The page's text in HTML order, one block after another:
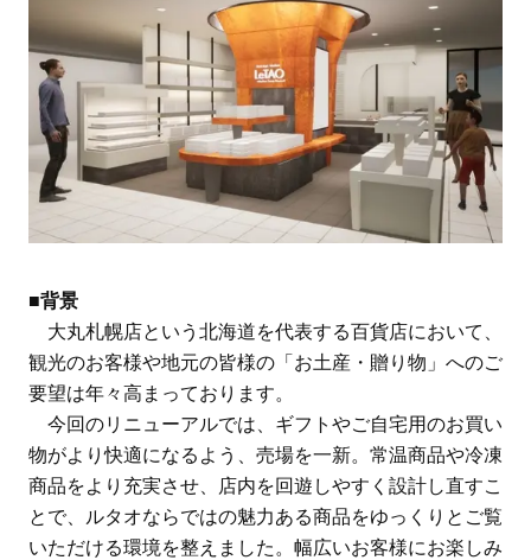
■背景
大丸札幌店という北海道を代表する百貨店において、
観光のお客様や地元の皆様の「お土産・贈り物」へのご
要望は年々高まっております。
今回のリニューアルでは、ギフトやご自宅用のお買い
物がより快適になるよう、売場を一新。常温商品や冷凍
商品をより充実させ、店内を回遊しやすく設計し直すこ
とで、ルタオならではの魅力ある商品をゆっくりとご覧
いただける環境を整えました。幅広いお客様にお楽しみ